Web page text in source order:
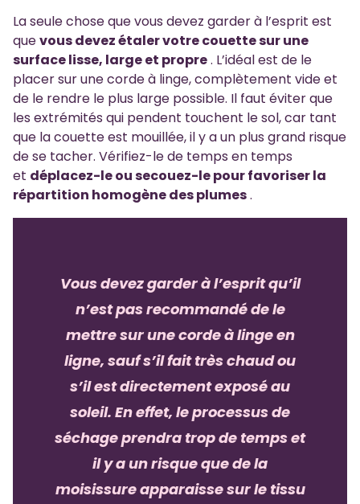
La seule chose que vous devez garder à l’esprit est
quevous devez étaler votre couette sur une
surface lisse, large et propre. L’idéal est de le
placer sur une corde à linge, complètement vide et
de le rendre le plus large possible. Il faut éviter que
les extrémités qui pendent touchent le sol, car tant
que la couette est mouillée, il y a un plus grand risque
de se tacher. Vérifiez-le de temps en temps
et déplacez-le ou secouez-le pour favoriser la
répartition homogène des plumes.
Vous devez garder à l’esprit qu’il
n’est pas recommandé de le
mettre sur une corde à linge en
ligne, sauf s’il fait très chaud ou
s’il est directement exposé au
soleil. En effet, le processus de
séchage prendra trop de temps et
il y a un risque que de la
moisissure apparaisse sur le tissu